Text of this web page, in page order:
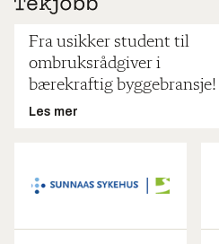
Fra usikker student til
ombruksrådgiver i
bærekraftig byggebransje!
Les mer